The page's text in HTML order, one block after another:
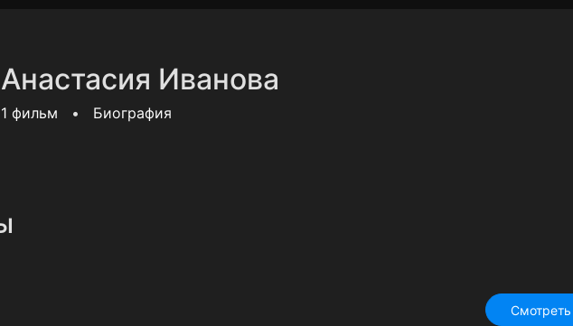
Анастасия Иванова
1 фильм • Биография
Смотреть